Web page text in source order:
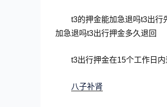
t3的押金能加急退吗t3出行
加急退吗t3出行押金多久退回
t3出行押金在15个工作日
八子补肾